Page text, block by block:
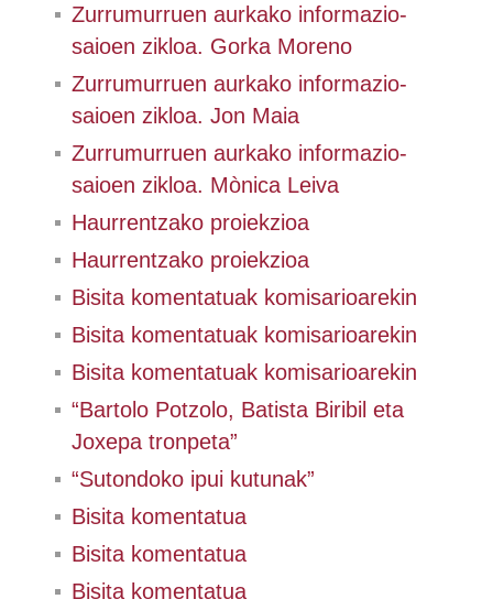
Zurrumurruen aurkako informazio-
saioen zikloa. Gorka Moreno
Zurrumurruen aurkako informazio-
saioen zikloa. Jon Maia
Zurrumurruen aurkako informazio-
saioen zikloa. Mònica Leiva
Haurrentzako proiekzioa
Haurrentzako proiekzioa
Bisita komentatuak komisarioarekin
Bisita komentatuak komisarioarekin
Bisita komentatuak komisarioarekin
“Bartolo Potzolo, Batista Biribil eta
Joxepa tronpeta”
“Sutondoko ipui kutunak”
Bisita komentatua
Bisita komentatua
Bisita komentatua